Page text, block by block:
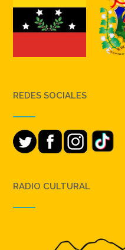
REDES SOCIALES
RADIO CULTURAL